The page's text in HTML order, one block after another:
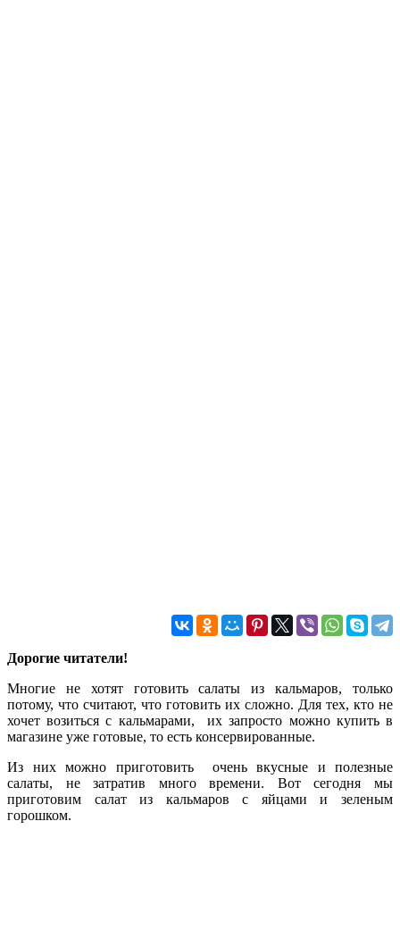
Дорогие читатели!
Многие не хотят готовить салаты из кальмаров, только
потому, что считают, что готовить их сложно. Для тех, кто не
хочет возиться с кальмарами, их запросто можно купить в
магазине уже готовые, то есть консервированные.
Из них можно приготовить очень вкусные и полезные
салаты, не затратив много времени. Вот сегодня мы
приготовим салат из кальмаров с яйцами и зеленым
горошком.